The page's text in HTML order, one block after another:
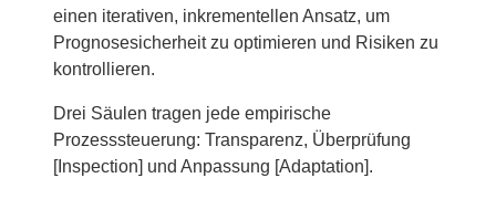
einen iterativen, inkrementellen Ansatz, um
Prognosesicherheit zu optimieren und Risiken zu
kontrollieren.
Drei Säulen tragen jede empirische
Prozesssteuerung: Transparenz, Überprüfung
[Inspection] und Anpassung [Adaptation].